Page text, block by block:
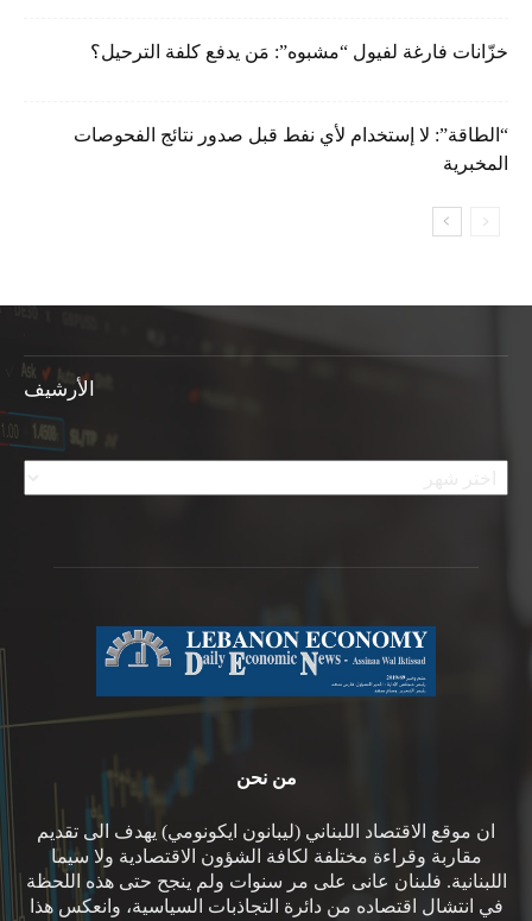
خزّانات فارغة لفيول “مشبوه”: مَن يدفع كلفة الترحيل؟
“الطاقة”: لا إستخدام لأي نفط قبل صدور نتائج الفحوصات
المخبرية
الأرشيف
الأرشيف
من نحن
ان موقع الاقتصاد اللبناني (ليبانون ايكونومي) يهدف الى تقديم
مقاربة وقراءة مختلفة لكافة الشؤون الاقتصادية ولا سيما
اللبنانية. فلبنان عانى على مر سنوات ولم ينجح حتى هذه اللحظة
في انتشال اقتصاده من دائرة التجاذبات السياسية، وانعكس هذا